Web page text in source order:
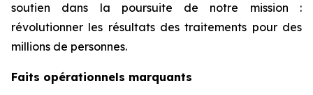
soutien dans la poursuite de notre mission :
révolutionner les résultats des traitements pour des
millions de personnes.
Faits opérationnels marquants